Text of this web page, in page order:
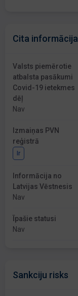
Cita informācija
Valsts piemērotie
atbalsta pasākumi
Covid-19 ietekmes
dēļ
Nav
Izmaiņas PVN
reģistrā
Ir
Informācija no
Latvijas Vēstnesis
Nav
Īpašie statusi
Nav
Sankciju risks